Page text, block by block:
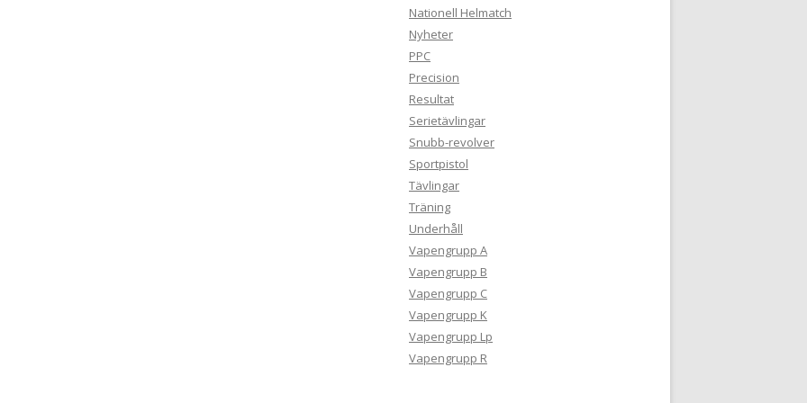
Nationell Helmatch
Nyheter
PPC
Precision
Resultat
Serietävlingar
Snubb-revolver
Sportpistol
Tävlingar
Träning
Underhåll
Vapengrupp A
Vapengrupp B
Vapengrupp C
Vapengrupp K
Vapengrupp Lp
Vapengrupp R